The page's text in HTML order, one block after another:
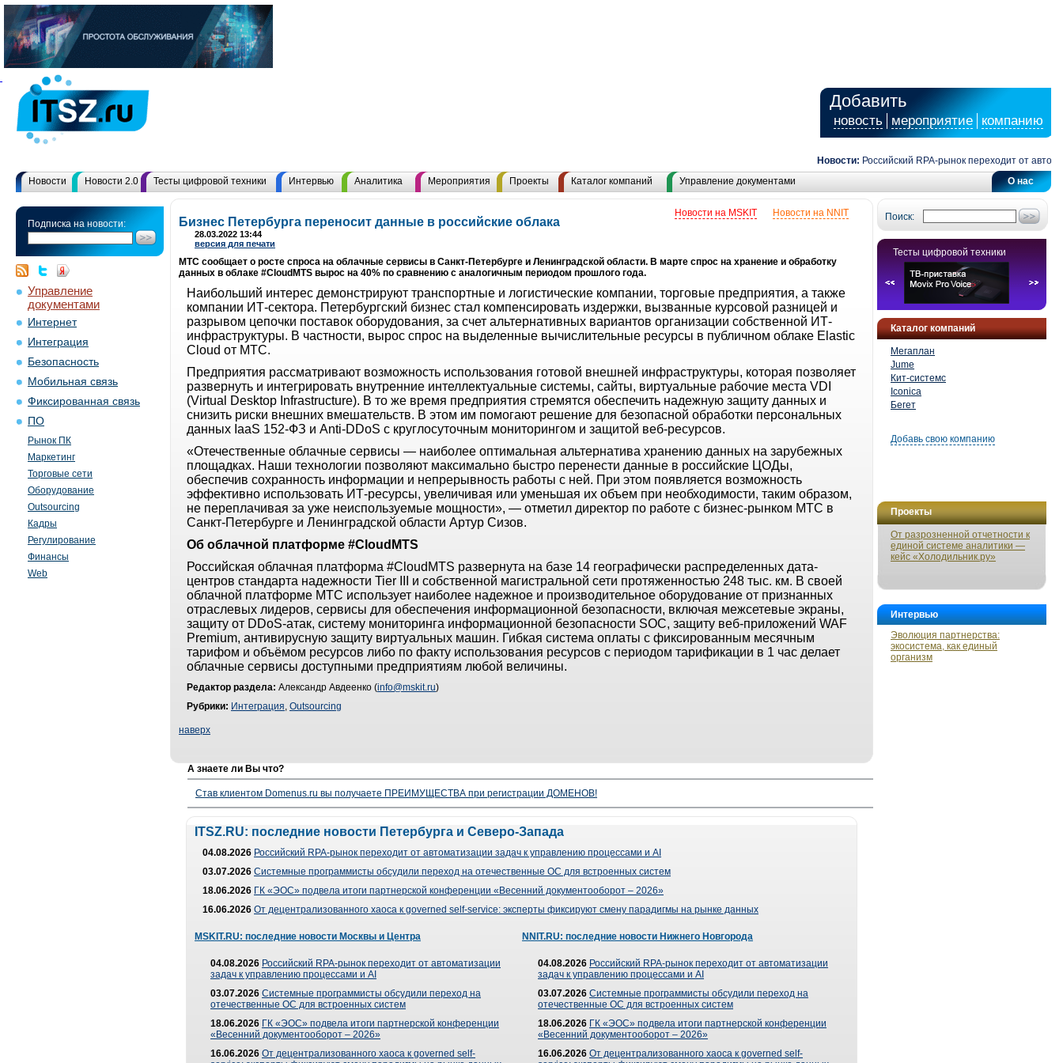
Добавить
новость мероприятие компанию
Новости: Российский RPA-рынок переходит от
О нас
Новости Новости 2.0 Тесты цифровой техники Интервью Аналитика Мероприятия Проекты Каталог компаний Управление документами
Подписка на новости:
Управление
документами
Интернет
Интеграция
Безопасность
Мобильная связь
Фиксированная связь
ПО
Рынок ПК
Маркетинг
Торговые сети
Оборудование
Outsourcing
Кадры
Регулирование
Финансы
Web
Поиск:
Тесты цифровой техники
Каталог компаний
Мегаплан
Jume
Кит-системс
Iconica
Бегет
Добавь свою компанию
Проекты
От разрозненной отчетности к
единой системе аналитики —
кейс «Холодильник.ру»
Интервью
Эволюция партнерства:
экосистема, как единый
организм
Новости на NNIT
Новости на MSKIT
Бизнес Петербурга переносит данные в российские облака
28.03.2022 13:44
версия для печати
МТС сообщает о росте спроса на облачные сервисы в Санкт-Петербурге и Ленинградской области. В марте спрос на хранение и обработку
данных в облаке #CloudMTS вырос на 40% по сравнению с аналогичным периодом прошлого года.
Наибольший интерес демонстрируют транспортные и логистические компании, торговые предприятия, а также
компании ИТ-сектора. Петербургский бизнес стал компенсировать издержки, вызванные курсовой разницей и
разрывом цепочки поставок оборудования, за счет альтернативных вариантов организации собственной ИТ-
инфраструктуры. В частности, вырос спрос на выделенные вычислительные ресурсы в публичном облаке Elastic
Cloud от МТС.
Предприятия рассматривают возможность использования готовой внешней инфраструктуры, которая позволяет
развернуть и интегрировать внутренние интеллектуальные системы, сайты, виртуальные рабочие места VDI
(Virtual Desktop Infrastructure). В то же время предприятия стремятся обеспечить надежную защиту данных и
снизить риски внешних вмешательств. В этом им помогают решение для безопасной обработки персональных
данных IaaS 152-ФЗ и Anti-DDoS с круглосуточным мониторингом и защитой веб-ресурсов.
«Отечественные облачные сервисы — наиболее оптимальная альтернатива хранению данных на зарубежных
площадках. Наши технологии позволяют максимально быстро перенести данные в российские ЦОДы,
обеспечив сохранность информации и непрерывность работы с ней. При этом появляется возможность
эффективно использовать ИТ-ресурсы, увеличивая или уменьшая их объем при необходимости, таким образом,
не переплачивая за уже неиспользуемые мощности», — отметил директор по работе с бизнес-рынком МТС в
Санкт-Петербурге и Ленинградской области Артур Сизов.
Об облачной платформе #CloudMTS
Российская облачная платформа #CloudMTS развернута на базе 14 географически распределенных дата-
центров стандарта надежности Tier III и собственной магистральной сети протяженностью 248 тыс. км. В своей
облачной платформе МТС использует наиболее надежное и производительное оборудование от признанных
отраслевых лидеров, сервисы для обеспечения информационной безопасности, включая межсетевые экраны,
защиту от DDoS-атак, систему мониторинга информационной безопасности SOC, защиту веб-приложений WAF
Premium, антивирусную защиту виртуальных машин. Гибкая система оплаты с фиксированным месячным
тарифом и объёмом ресурсов либо по факту использования ресурсов с периодом тарификации в 1 час делает
облачные сервисы доступными предприятиям любой величины.
Редактор раздела: Александр Авдеенко (info@mskit.ru)
Рубрики: Интеграция, Outsourcing
наверх
А знаете ли Вы что?
Став клиентом Domenus.ru вы получаете ПРЕИМУЩЕСТВА при регистрации ДОМЕНОВ!
ITSZ.RU: последние новости Петербурга и Северо-Запада
04.08.2026 Российский RPA-рынок переходит от автоматизации задач к управлению процессами и AI
03.07.2026 Системные программисты обсудили переход на отечественные ОС для встроенных систем
18.06.2026 ГК «ЭОС» подвела итоги партнерской конференции «Весенний документооборот – 2026»
16.06.2026 От децентрализованного хаоса к governed self-service: эксперты фиксируют смену парадигмы на рынке данных
MSKIT.RU: последние новости Москвы и Центра
04.08.2026 Российский RPA-рынок переходит от автоматизации
задач к управлению процессами и AI
03.07.2026 Системные программисты обсудили переход на
отечественные ОС для встроенных систем
18.06.2026 ГК «ЭОС» подвела итоги партнерской конференции
«Весенний документооборот – 2026»
16.06.2026 От децентрализованного хаоса к governed self-
NNIT.RU: последние новости Нижнего Новгорода
04.08.2026 Российский RPA-рынок переходит от автоматизации
задач к управлению процессами и AI
03.07.2026 Системные программисты обсудили переход на
отечественные ОС для встроенных систем
18.06.2026 ГК «ЭОС» подвела итоги партнерской конференции
«Весенний документооборот – 2026»
16.06.2026 От децентрализованного хаоса к governed self-